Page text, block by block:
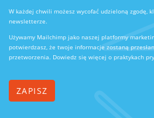
W każdej chwili możesz wycofać udzieloną zgodę,
newsletterze.
Używamy Mailchimp jako naszej platformy
potwierdzasz, że twoje informacje zostaną
przetworzenia. Dowiedz się więcej o praktykach